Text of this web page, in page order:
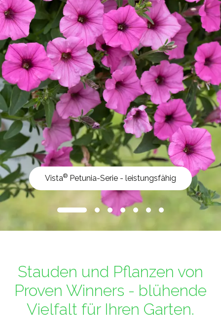
Stauden und Pflanzen von
Proven Winners - blühende
Vielfalt für Ihren Garten.